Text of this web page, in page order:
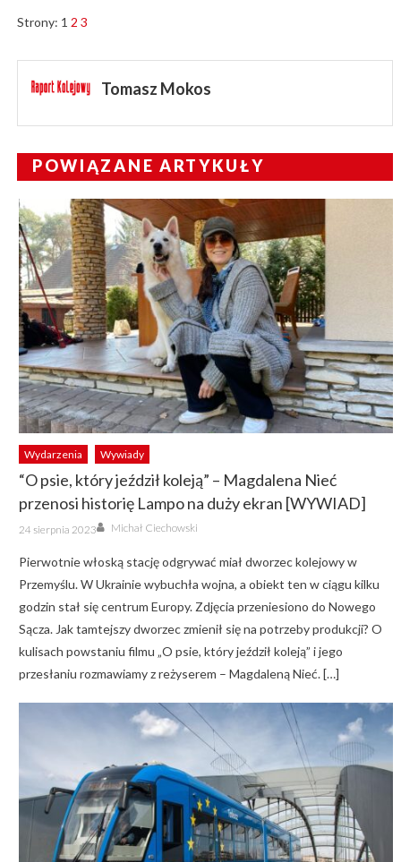
Strony: 1 2 3
Tomasz Mokos
POWIĄZANE ARTYKUŁY
Wydarzenia Wywiady
“O psie, który jeździł koleją” – Magdalena Nieć
przenosi historię Lampo na duży ekran [WYWIAD]
Posted
on
24 sierpnia 2023 Author
Michał Ciechowski
Pierwotnie włoską stację odgrywać miał dworzec kolejowy w
Przemyślu. W Ukrainie wybuchła wojna, a obiekt ten w ciągu kilku
godzin stał się centrum Europy. Zdjęcia przeniesiono do Nowego
Sącza. Jak tamtejszy dworzec zmienił się na potrzeby produkcji? O
kulisach powstaniu filmu „O psie, który jeździł koleją” i jego
przesłaniu rozmawiamy z reżyserem – Magdaleną Nieć. […]